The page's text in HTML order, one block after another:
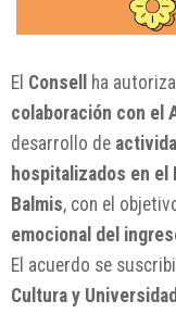
El Consell ha
colaboración con el
desarrollo de
hospitalizados en
Balmis, con el
emocional del
El acuerdo se
Cultura y